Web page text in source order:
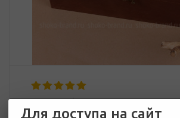
17 145 руб.
Много
Для доступа на сайт